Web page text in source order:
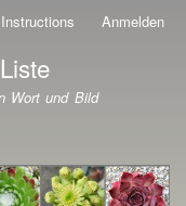
Instructions Anmelden
Wort und Bild